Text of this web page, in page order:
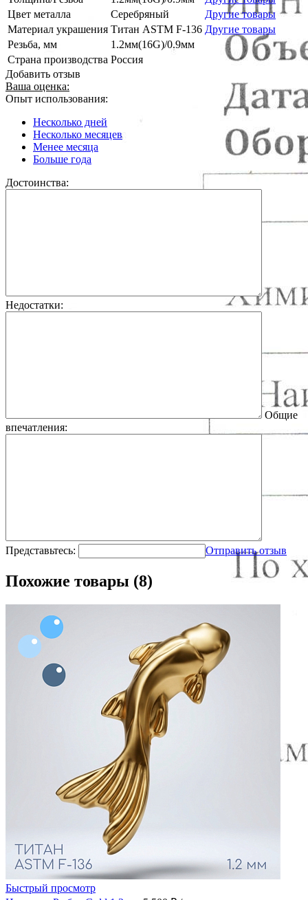
Цвет металла
Серебряный
Другие товары
Материал украшения Титан ASTM F-136 Другие товары
Резьба, мм
1.2мм(16G)/0.9мм
Страна производства Россия
Добавить отзыв
Ваша оценка:
Опыт использования:
Несколько дней
Несколько месяцев
Менее месяца
Больше года
Достоинства:
Недостатки:
Общие
впечатления:
Представьтесь: Отправить отзыв
Похожие товары (8)
Быстрый просмотр